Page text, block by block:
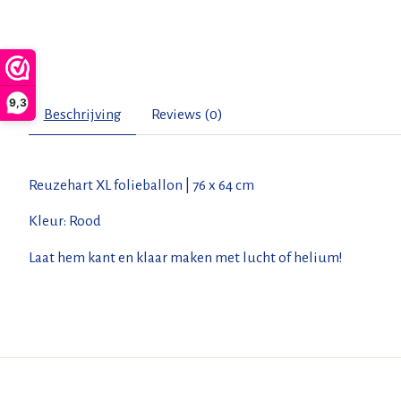
9,3
Beschrijving Reviews (0)
Reuzehart XL folieballon | 76 x 64 cm
Kleur: Rood
Laat hem kant en klaar maken met lucht of helium!